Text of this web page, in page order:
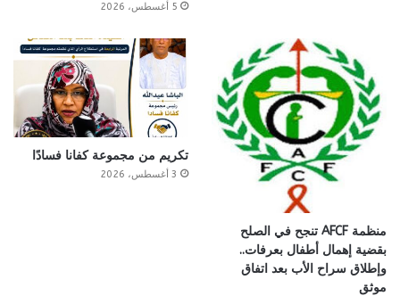
5 أغسطس، 2026
منظمة AFCF تنجح في الصلح
بقضية إهمال أطفال بعرفات..
وإطلاق سراح الأب بعد اتفاق
موثق
تكريم من مجموعة كفانا فسادًا
3 أغسطس، 2026